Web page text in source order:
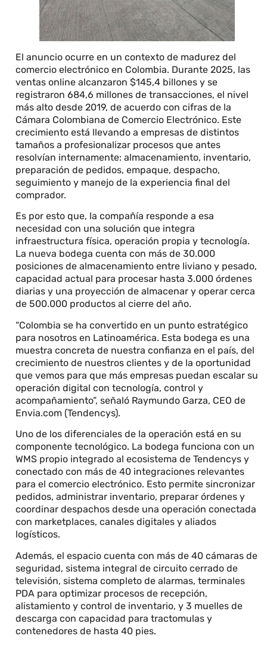
El anuncio ocurre en un contexto de madurez del
comercio electrónico en Colombia. Durante 2025, las
ventas online alcanzaron $145,4 billones y se
registraron 684,6 millones de transacciones, el nivel
más alto desde 2019, de acuerdo con cifras de la
Cámara Colombiana de Comercio Electrónico. Este
crecimiento está llevando a empresas de distintos
tamaños a profesionalizar procesos que antes
resolvían internamente: almacenamiento, inventario,
preparación de pedidos, empaque, despacho,
seguimiento y manejo de la experiencia final del
comprador.
Es por esto que, la compañía responde a esa
necesidad con una solución que integra
infraestructura física, operación propia y tecnología.
La nueva bodega cuenta con más de 30.000
posiciones de almacenamiento entre liviano y pesado,
capacidad actual para procesar hasta 3.000 órdenes
diarias y una proyección de almacenar y operar cerca
de 500.000 productos al cierre del año.
“Colombia se ha convertido en un punto estratégico
para nosotros en Latinoamérica. Esta bodega es una
muestra concreta de nuestra confianza en el país, del
crecimiento de nuestros clientes y de la oportunidad
que vemos para que más empresas puedan escalar su
operación digital con tecnología, control y
acompañamiento”, señaló Raymundo Garza, CEO de
Envia.com (Tendencys).
Uno de los diferenciales de la operación está en su
componente tecnológico. La bodega funciona con un
WMS propio integrado al ecosistema de Tendencys y
conectado con más de 40 integraciones relevantes
para el comercio electrónico. Esto permite sincronizar
pedidos, administrar inventario, preparar órdenes y
coordinar despachos desde una operación conectada
con marketplaces, canales digitales y aliados
logísticos.
Además, el espacio cuenta con más de 40 cámaras de
seguridad, sistema integral de circuito cerrado de
televisión, sistema completo de alarmas, terminales
PDA para optimizar procesos de recepción,
alistamiento y control de inventario, y 3 muelles de
descarga con capacidad para tractomulas y
contenedores de hasta 40 pies.